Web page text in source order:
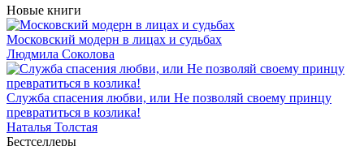
Новые книги
Московский модерн в лицах и судьбах
Людмила Соколова
Служба спасения любви, или Не позволяй своему принцу
превратиться в козлика!
Наталья Толстая
Бестселлеры